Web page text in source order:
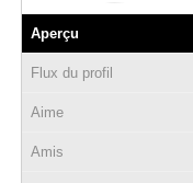
Aperçu
Flux du profil
Aime
Amis